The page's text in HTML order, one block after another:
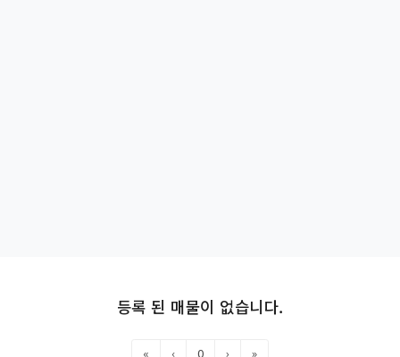
등록 된 매물이 없습니다.
« ‹ 0 › »